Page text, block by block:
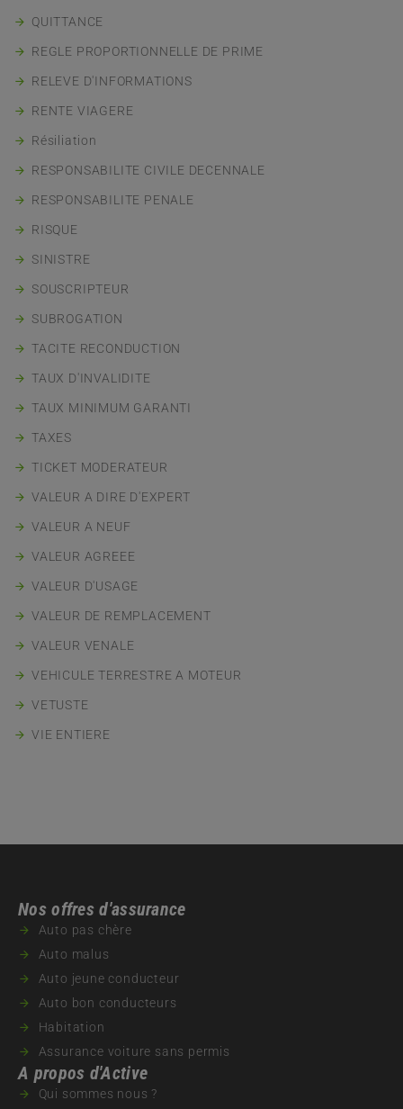
QUITTANCE
REGLE PROPORTIONNELLE DE PRIME
RELEVE D'INFORMATIONS
RENTE VIAGERE
Résiliation
RESPONSABILITE CIVILE DECENNALE
RESPONSABILITE PENALE
RISQUE
SINISTRE
SOUSCRIPTEUR
SUBROGATION
TACITE RECONDUCTION
TAUX D'INVALIDITE
TAUX MINIMUM GARANTI
TAXES
TICKET MODERATEUR
VALEUR A DIRE D'EXPERT
VALEUR A NEUF
VALEUR AGREEE
VALEUR D'USAGE
VALEUR DE REMPLACEMENT
VALEUR VENALE
VEHICULE TERRESTRE A MOTEUR
VETUSTE
VIE ENTIERE
Nos offres d'assurance
Auto pas chère
Auto malus
Auto jeune conducteur
Auto bon conducteurs
Habitation
Assurance voiture sans permis
A propos d'Active
Qui sommes nous ?